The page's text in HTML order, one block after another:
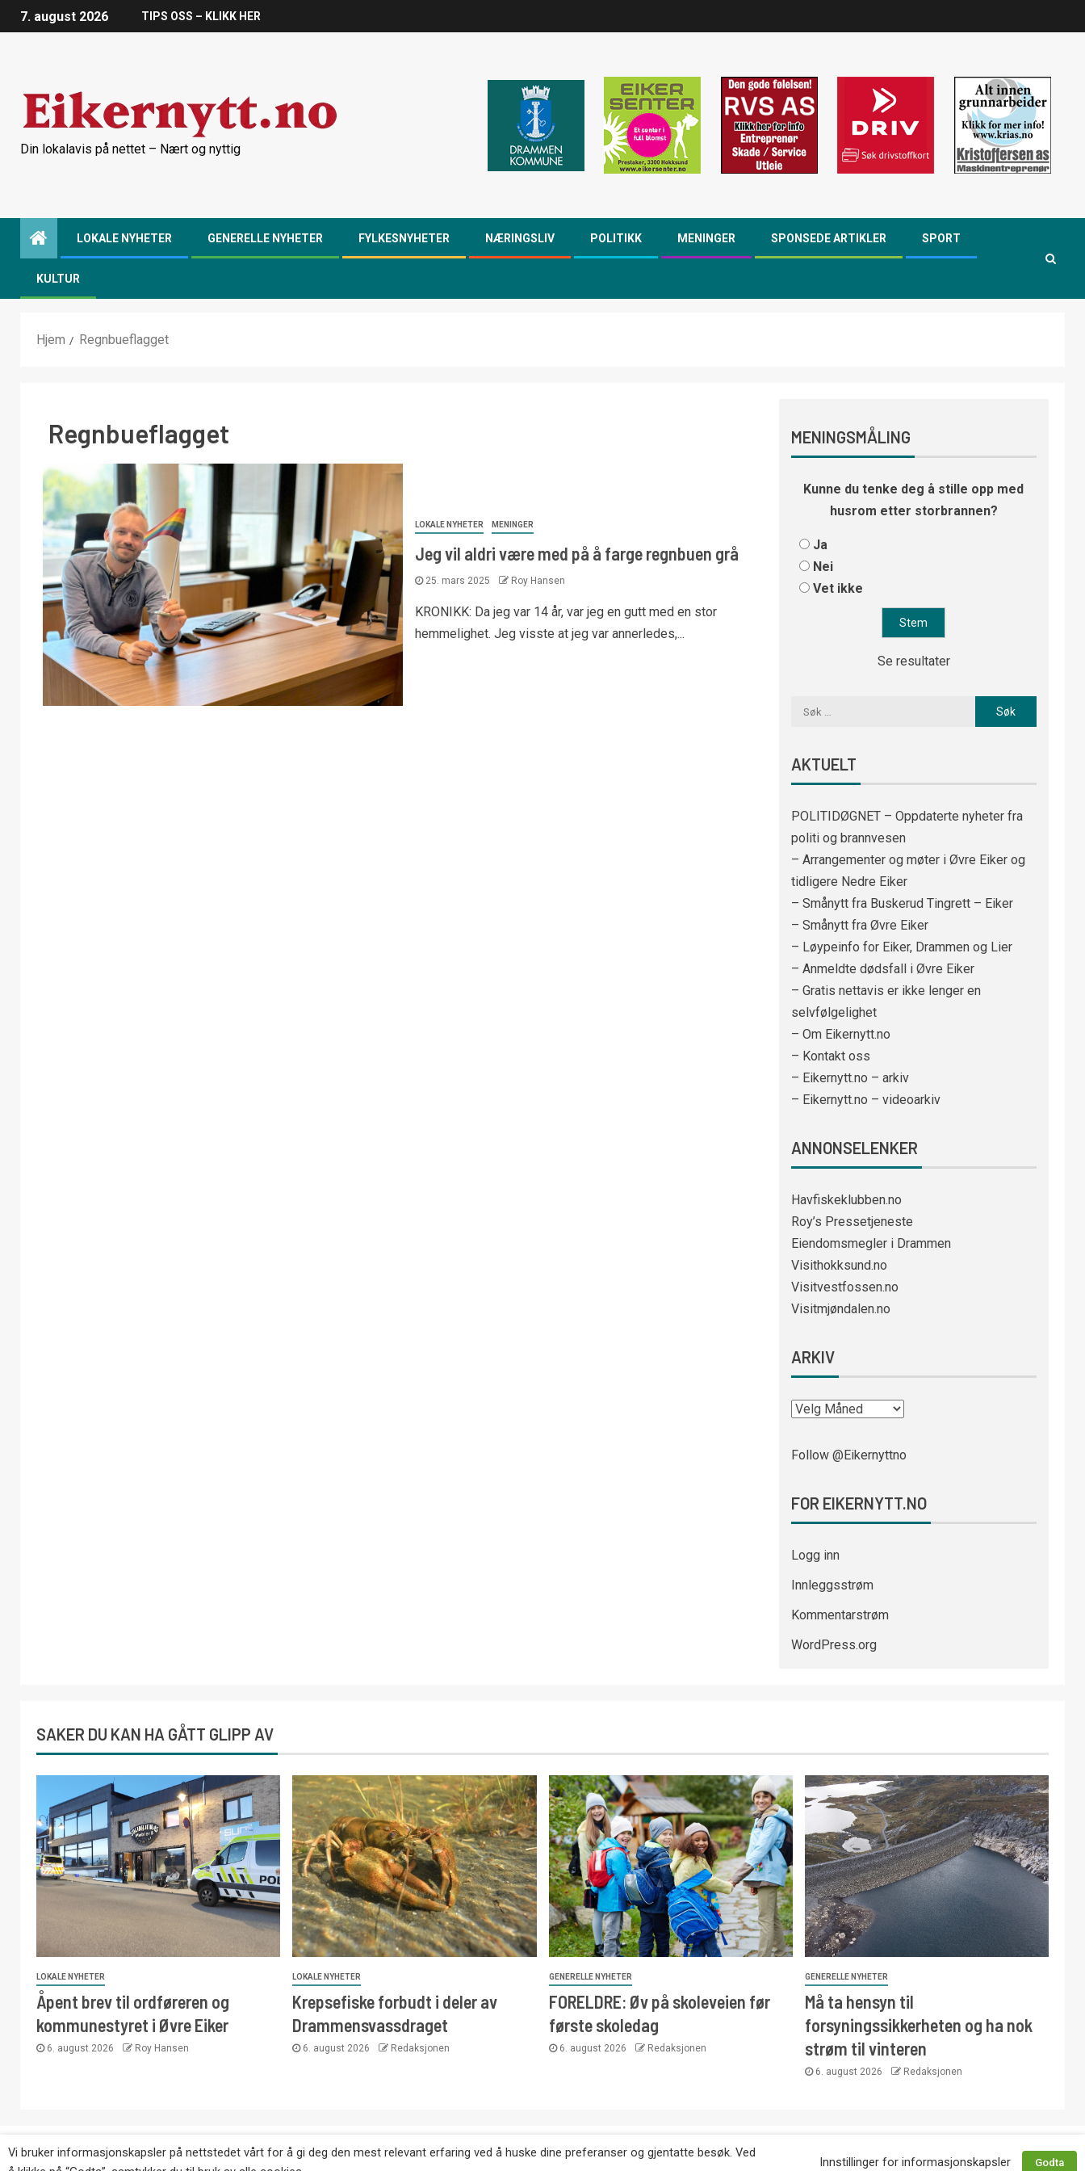
7. august 2026 TIPS OSS – KLIKK HER
Din lokalavis på nettet – Nært og nyttig
LOKALE NYHETER GENERELLE NYHETER FYLKESNYHETER NÆRINGSLIV POLITIKK MENINGER SPONSEDE ARTIKLER SPORT
KULTUR
Hjem Regnbueflagget
Regnbueflagget
LOKALE NYHETER MENINGER
Jeg vil aldri være med på å farge regnbuen grå
25. mars 2025 Roy Hansen
KRONIKK: Da jeg var 14 år, var jeg en gutt med en stor
hemmelighet. Jeg visste at jeg var annerledes,...
MENINGSMÅLING
Kunne du tenke deg å stille opp med
husrom etter storbrannen?
Ja
Nei
Vet ikke
Se resultater
AKTUELT
POLITIDØGNET – Oppdaterte nyheter fra
politi og brannvesen
– Arrangementer og møter i Øvre Eiker og
tidligere Nedre Eiker
– Smånytt fra Buskerud Tingrett – Eiker
– Smånytt fra Øvre Eiker
– Løypeinfo for Eiker, Drammen og Lier
– Anmeldte dødsfall i Øvre Eiker
– Gratis nettavis er ikke lenger en
selvfølgelighet
– Om Eikernytt.no
– Kontakt oss
– Eikernytt.no – arkiv
– Eikernytt.no – videoarkiv
ANNONSELENKER
Havfiskeklubben.no
Roy’s Pressetjeneste
Eiendomsmegler i Drammen
Visithokksund.no
Visitvestfossen.no
Visitmjøndalen.no
ARKIV
Follow @Eikernyttno
FOR EIKERNYTT.NO
Logg inn
Innleggsstrøm
Kommentarstrøm
WordPress.org
SAKER DU KAN HA GÅTT GLIPP AV
LOKALE NYHETER
Åpent brev til ordføreren og
kommunestyret i Øvre Eiker
6. august 2026 Roy Hansen
LOKALE NYHETER
Krepsefiske forbudt i deler av
Drammensvassdraget
6. august 2026 Redaksjonen
GENERELLE NYHETER
FORELDRE: Øv på skoleveien før
første skoledag
6. august 2026 Redaksjonen
GENERELLE NYHETER
Må ta hensyn til
forsyningssikkerheten og ha nok
strøm til vinteren
6. august 2026 Redaksjonen
Copyright © Eikernytt.no utgis av Roy’s Pressetjeneste. Kopiering av tekst, bilder og annonser er ikke tillatt uten etter avtale med utgiver. Tlf. 92 63 86 82.
Vi bruker informasjonskapsler på nettstedet vårt for å gi deg den mest relevant erfaring ved å huske dine preferanser og gjentatte besøk. Ved
Innstillinger for informasjonskapsler Godta